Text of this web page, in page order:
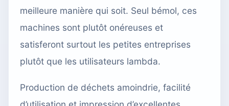
meilleure manière qui soit. Seul bémol, ces
machines sont plutôt onéreuses et
satisferont surtout les petites entreprises
plutôt que les utilisateurs lambda.
Production de déchets amoindrie, facilité